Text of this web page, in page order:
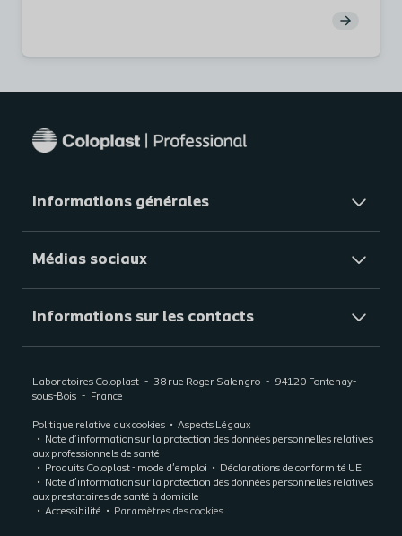
Informations générales​
Médias sociaux
Informations sur les contacts
Laboratoires Coloplast 38 rue Roger Salengro 94120 Fontenay-
sous-Bois
France
Politique relative aux cookies
Aspects Légaux
Note d’information sur la protection des données personnelles relatives
aux professionnels de santé
Produits Coloplast - mode d'emploi
Déclarations de conformité UE
Note d’information sur la protection des données personnelles relatives
aux prestataires de santé à domicile
Accessibilité
Paramètres des cookies